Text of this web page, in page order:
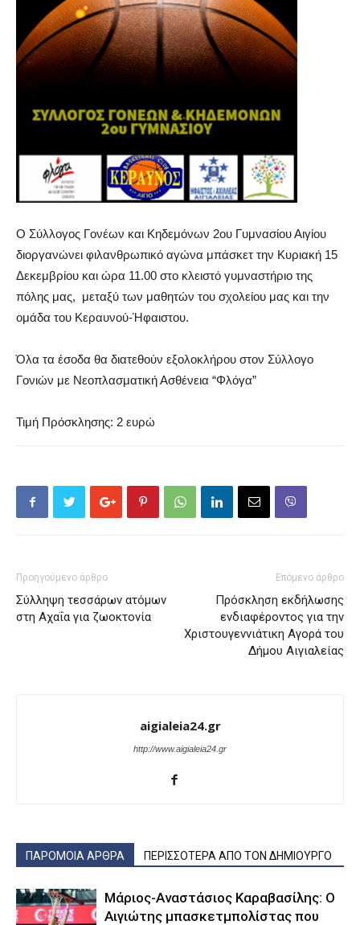
Ο Σύλλογος Γονέων και Κηδεμόνων 2ου Γυμνασίου Αιγίου
διοργανώνει φιλανθρωπικό αγώνα μπάσκετ την Κυριακή 15
Δεκεμβρίου και ώρα 11.00 στο κλειστό γυμναστήριο της
πόλης μας, μεταξύ των μαθητών του σχολείου μας και την
ομάδα του Κεραυνού-Ήφαιστου.
Όλα τα έσοδα θα διατεθούν εξολοκλήρου στον Σύλλογο
Γονιών με Νεοπλασματική Ασθένεια “Φλόγα”
Τιμή Πρόσκλησης: 2 ευρώ
Προηγούμενο άρθρο
Σύλληψη τεσσάρων ατόμων
στη Αχαΐα για ζωοκτονία
Επόμενο άρθρο
Πρόσκληση εκδήλωσης
ενδιαφέροντος για την
Χριστουγεννιάτικη Αγορά του
Δήμου Αιγιαλείας
aigialeia24.gr
http://www.aigialeia24.gr
ΠΑΡΟΜΟΙΑ ΑΡΘΡΑ ΠΕΡΙΣΣΟΤΕΡΑ ΑΠΟ ΤΟΝ ΔΗΜΙΟΥΡΓΟ
Μάριος-Αναστάσιος Καραβασίλης: Ο
Αιγιώτης μπασκετμπολίστας που